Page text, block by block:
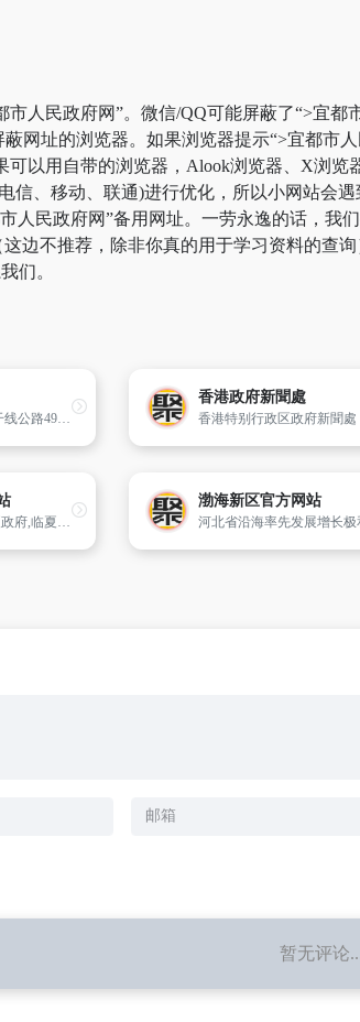
人民政府网”。微信/QQ可能屏蔽了“>宜
网址的浏览器。如果浏览器提示“>宜都市
以用自带的浏览器，Alook浏览器、X浏
信、移动、联通)进行优化，所以小网站会
人民政府网”备用网址。一劳永逸的话，
边不推荐，除非你真的用于学习资料的查
们。
大同市公安局交警支队负责管辖全市干线公路4972.264公里（其中国道268.47公里,省道813.794公里,县乡道路3755公里,专用 道路135公里）,市区道路230公里,41个交通岗区,此外还负责管理机动车188486辆,驾驶员160875名,非机动车150余万辆。
香港政府新聞處
香港特别行政区政府新聞處
临夏,临夏州政府,临夏州人民政府,临夏政府,临夏概况,临夏旅游,临夏招商项目,临夏风情,临夏清真食品,穆斯林文化等
渤海新区官方网站
暂无评论